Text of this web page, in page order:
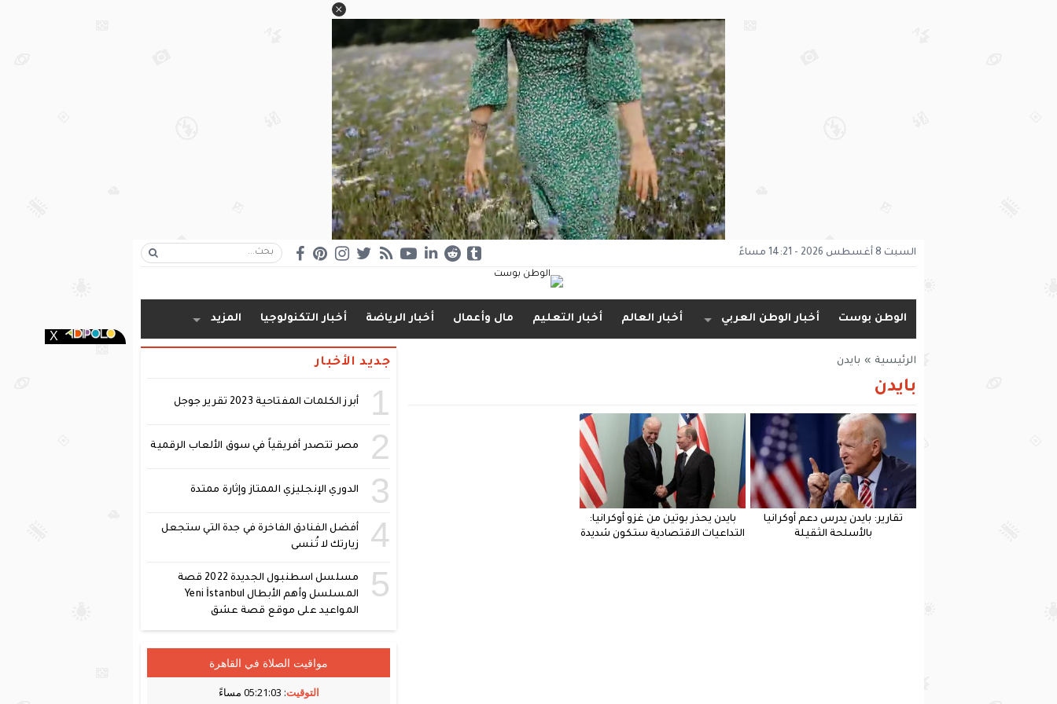
السبت 8 أغسطس 2026 - 14:21 مساءً
الوطن بوست أخبار الوطن العربي أخبار العالم أخبار التعليم مال وأعمال أخبار الرياضة أخبار التكنولوجيا المزيد
الرئيسية » بايدن
بايدن
تقارير: بايدن يدرس دعم أوكرانيا
بالأسلحة الثقيلة
بايدن يحذر بوتين من غزو أوكرانيا:
التداعيات الاقتصادية ستكون شديدة
جديد الأخبار
1 أبرز الكلمات المفتاحية 2023 تقرير جوجل
2 مصر تتصدر أفريقياً في سوق الألعاب الرقمية
3 الدوري الإنجليزي الممتاز وإثارة ممتدة
4
أفضل الفنادق الفاخرة في جدة التي ستجعل
زيارتك لا تُنسى
5
مسلسل اسطنبول الجديدة 2022 قصة
المسلسل وأهم الأبطال Yeni İstanbul
المواعيد على موقع قصة عشق